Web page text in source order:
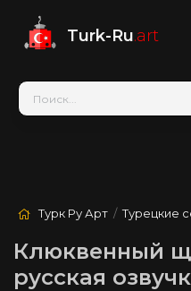
Turk-Ru.art
Турк Ру Арт /Турецкие
Клюквенный
русская